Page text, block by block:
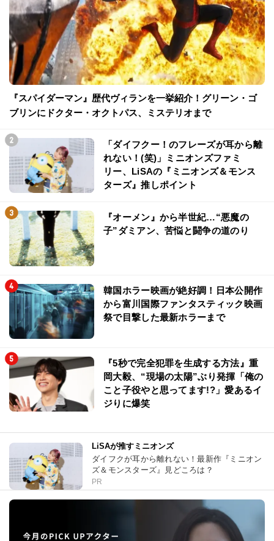
『スパイダーマン』歴代ヴィランを一挙紹介！グリーン・ゴ
ブリンにドクター・オクトパス、ミステリオまで
「ダイフクー！のフレーズが耳から離
れない！(笑)」ミニオンズファミ
リー、LiSAの『ミニオンズ＆モンス
ターズ』推しポイント
『オーメン』から半世紀…“悪魔の
子”ダミアン、苦悩と闘争の道のり
韓国ホラー映画が絶好調！日本公開作
から富川国際ファンタスティック映画
祭で目撃した最新ホラーまで
『5秒で完全犯罪を生成する方法』重
岡大毅、“現場の太陽”ぶり発揮「俺の
こと子役やと思ってます!?」愛あるイ
ジりに爆笑
LiSAが推すミニオンズ
ダイフクが耳から離れない！最新作『ミニオン
ズ＆モンスターズ』見どころは？
PR